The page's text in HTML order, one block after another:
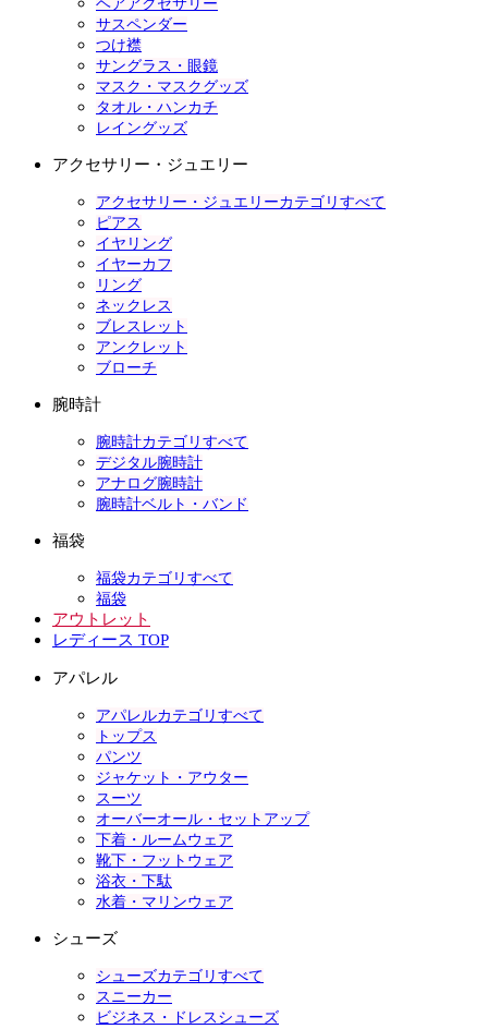
ヘアアクセサリー
サスペンダー
つけ襟
サングラス・眼鏡
マスク・マスクグッズ
タオル・ハンカチ
レイングッズ
アクセサリー・ジュエリー
アクセサリー・ジュエリーカテゴリすべて
ピアス
イヤリング
イヤーカフ
リング
ネックレス
ブレスレット
アンクレット
ブローチ
腕時計
腕時計カテゴリすべて
デジタル腕時計
アナログ腕時計
腕時計ベルト・バンド
福袋
福袋カテゴリすべて
福袋
アウトレット
レディース TOP
アパレル
アパレルカテゴリすべて
トップス
パンツ
ジャケット・アウター
スーツ
オーバーオール・セットアップ
下着・ルームウェア
靴下・フットウェア
浴衣・下駄
水着・マリンウェア
シューズ
シューズカテゴリすべて
スニーカー
ビジネス・ドレスシューズ